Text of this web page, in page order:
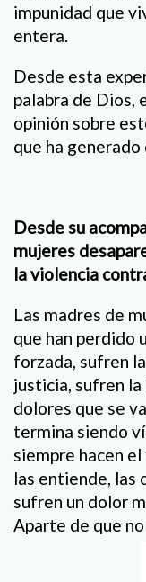
impunidad que
entera.
Desde esta
palabra de Dios,
opinión sobre
que ha
Desde su
mujeres
la violencia
Las madres de
que han perdido
forzada, sufren
justicia, sufren
dolores que se
termina siendo
siempre hacen
las entiende, las
sufren un dolor
Aparte de que